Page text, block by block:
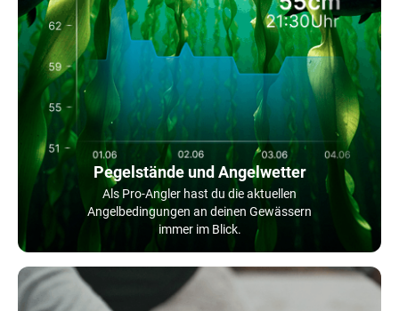
Pegelstände und Angelwetter
Als Pro-Angler hast du die aktuellen
Angelbedingungen an deinen Gewässern
immer im Blick.